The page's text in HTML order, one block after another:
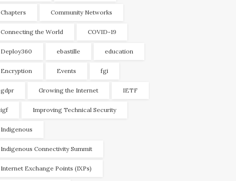
Chapters Community Networks
Connecting the World COVID-19
Deploy360 ebastille education
Encryption Events fgi
gdpr Growing the Internet IETF
igf Improving Technical Security
Indigenous
Indigenous Connectivity Summit
Internet Exchange Points (IXPs)